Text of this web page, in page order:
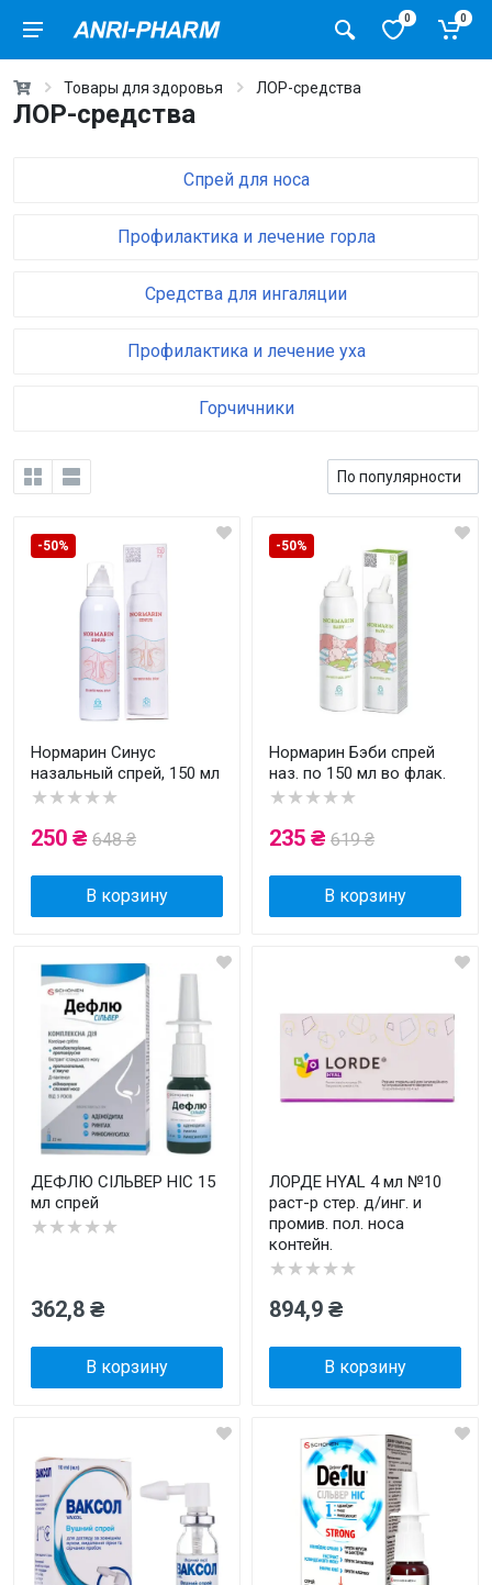
0 0
Товары для здоровья ЛОР-средства
ЛОР-средства
Спрей для носа
Профилактика и лечение горла
Средства для ингаляции
Профилактика и лечение уха
Горчичники
-50%
Нормарин Синус
назальный спрей, 150 мл
★★★★★
250 ₴ 648 ₴
В корзину
-50%
Нормарин Бэби спрей
наз. по 150 мл во флак.
★★★★★
235 ₴ 619 ₴
В корзину
ДЕФЛЮ СІЛЬВЕР НІС 15
мл спрей
★★★★★
362,8 ₴
В корзину
ЛОРДЕ HYAL 4 мл №10
раст-р стер. д/инг. и
промив. пол. носа
контейн.
★★★★★
894,9 ₴
В корзину